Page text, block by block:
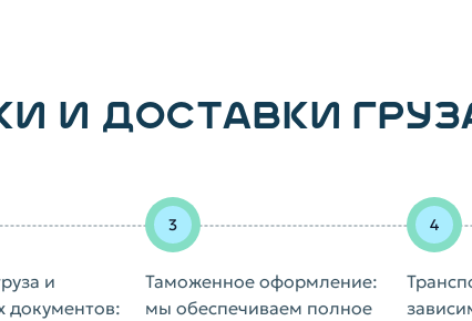
И ДОСТАВКИ
и
документов:
Таможенное оформление:
мы обеспечиваем полное